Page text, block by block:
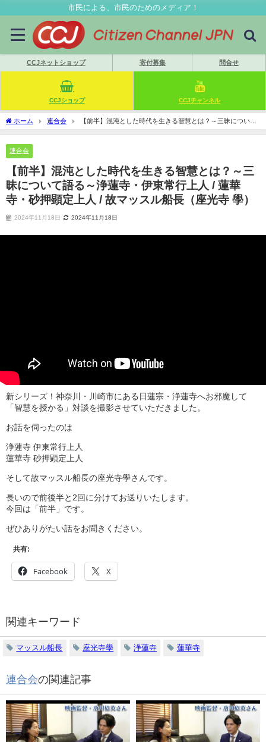
市民による、市民のためのメディア！
CCJネットショップ 寄付募集 問合せ
CCJショップ CCJチャンネル
ホーム 連合会
【前半】混沌とした時代を生きる智慧とは？～三昧について
語る～浄蓮寺・伊東常行上人 / 蓮華寺・砂押顕定上人 / 故マッスル船長（座光寺 學）
連合会
【前半】混沌とした時代を生きる智慧とは？～三
昧について語る～浄蓮寺・伊東常行上人 / 蓮華
寺・砂押顕定上人 / 故マッスル船長（座光寺 學）
2024年11月18日 2024年11月18日
新シリーズ！神奈川・川崎市にある日蓮宗・浄蓮寺へお邪魔して
「智慧を授かる」対談を撮影させていただきました。
お話を伺ったのは
浄蓮寺 伊東常行上人
蓮華寺 砂押顕定上人
そして故マッスル船長の座光寺學さんです。
長いので前後半と2回に分けてお送りいたします。
今回は「前半」です。
ぜひありがたい話をお聞きください。
共有:
Facebook X
関連キーワード
マッスル船長 座光寺學 浄蓮寺 蓮華寺
連合会の関連記事